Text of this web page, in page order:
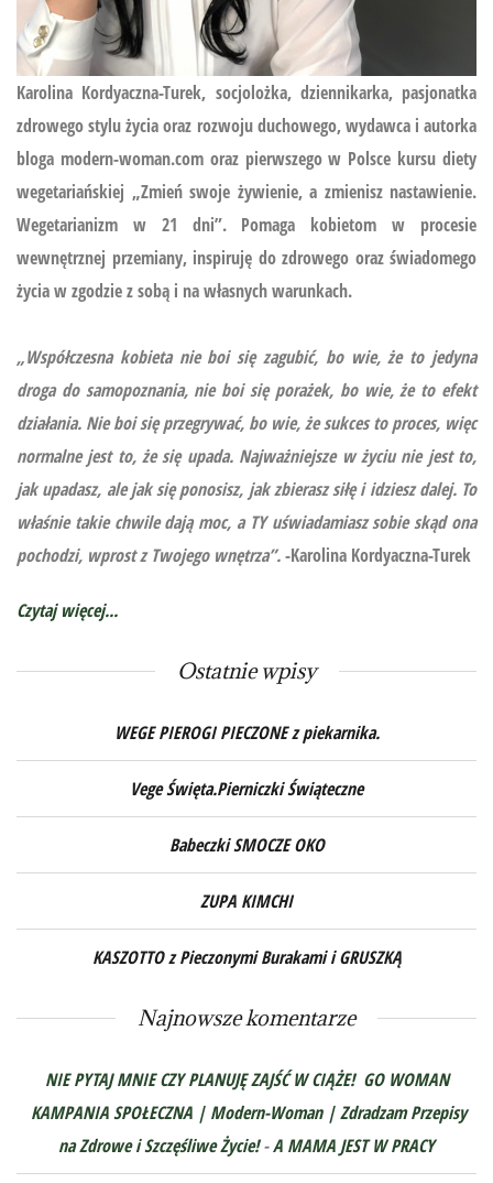
Karolina Kordyaczna-Turek, socjolożka, dziennikarka, pasjonatka
zdrowego stylu życia oraz rozwoju duchowego, wydawca i autorka
bloga modern-woman.com oraz pierwszego w Polsce kursu diety
wegetariańskiej „Zmień swoje żywienie, a zmienisz nastawienie.
Wegetarianizm w 21 dni”.Pomaga kobietom w procesie
wewnętrznej przemiany, inspiruję do zdrowego oraz świadomego
życia w zgodzie z sobą i na własnych warunkach.
„Współczesna kobieta nie boi się zagubić, bo wie, że to jedyna
droga do samopoznania, nie boi się porażek, bo wie, że to efekt
działania. Nie boi się przegrywać, bo wie, że sukces to proces, więc
normalne jest to, że się upada. Najważniejsze w życiu nie jest to,
jak upadasz, ale jak się ponosisz, jak zbierasz siłę i idziesz dalej. To
właśnie takie chwile dają moc, a TY uświadamiasz sobie skąd ona
pochodzi, wprost z Twojego wnętrza”.-Karolina Kordyaczna-Turek
Czytaj więcej...
Ostatnie wpisy
WEGE PIEROGI PIECZONE z piekarnika.
Vege Święta.Pierniczki Świąteczne
Babeczki SMOCZE OKO
ZUPA KIMCHI
KASZOTTO z Pieczonymi Burakami i GRUSZKĄ
Najnowsze komentarze
NIE PYTAJ MNIE CZY PLANUJĘ ZAJŚĆ W CIĄŻE! GO WOMAN
KAMPANIA SPOŁECZNA | Modern-Woman | Zdradzam Przepisy
na Zdrowe i Szczęśliwe Życie!-A MAMA JEST W PRACY